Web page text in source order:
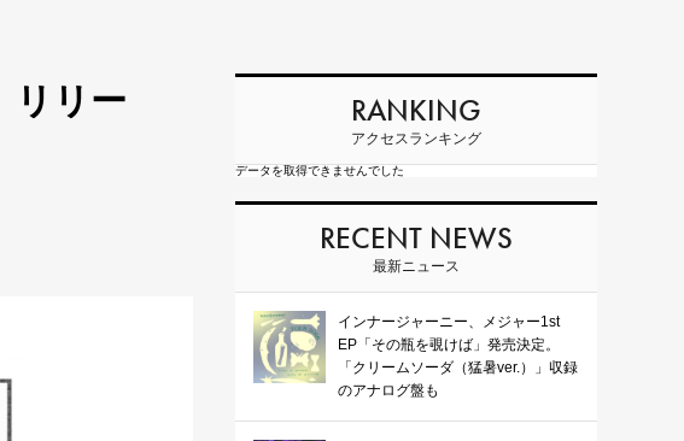
リリー
RANKING
アクセスランキング
データを取得できませんでした
RECENT NEWS
最新ニュース
インナージャーニー、メジャー1st
EP「その瓶を覗けば」発売決定。
「クリームソーダ（猛暑ver.）」収録
のアナログ盤も